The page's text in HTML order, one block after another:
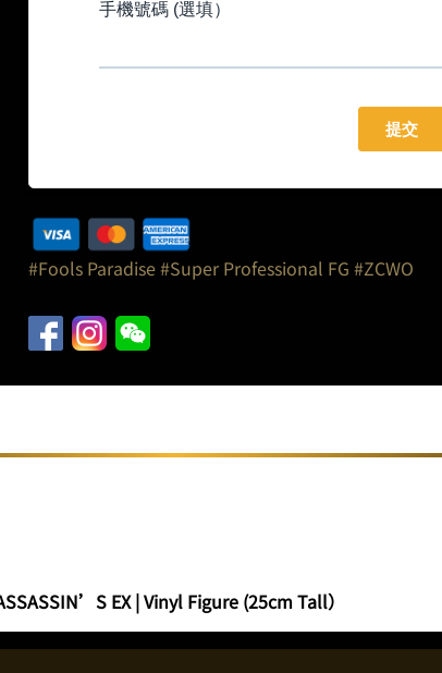
#Fools Paradise#Super Professional FG #ZCWO
EX | Vinyl Figure (25cm Tall）